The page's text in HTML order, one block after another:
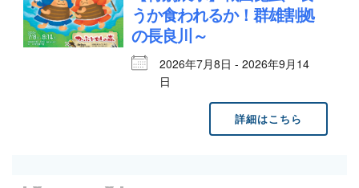
うか食われるか！群雄割拠
の長良川～
2026年7月8日 - 2026年9月14
日
詳細はこちら